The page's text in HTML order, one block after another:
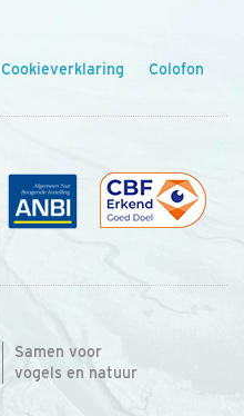
Cookieverklaring Colofon
Samen voor
vogels en natuur